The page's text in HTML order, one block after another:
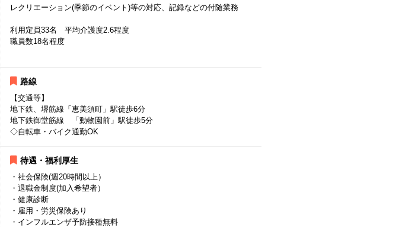
レクリエーション(季節のイベント)等の対応、記録などの付随業務
利用定員33名 平均介護度2.6程度
職員数18名程度
路線
【交通等】
地下鉄、堺筋線「恵美須町」駅徒歩6分
地下鉄御堂筋線 「動物園前」駅徒歩5分
◇自転車・バイク通勤OK
待遇・福利厚生
・社会保険(週20時間以上）
・退職金制度(加入希望者）
・健康診断
・雇用・労災保険あり
・インフルエンザ予防接種無料